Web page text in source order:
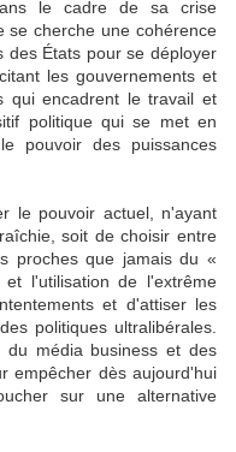
le cadre de sa crise
se cherche une cohérence
des États pour se déployer
les gouvernements et
qui encadrent le travail et
politique qui se met en
pouvoir des puissances
le pouvoir actuel, n'ayant
soit de choisir entre
proches que jamais du «
l'utilisation de l'extrême
et d'attiser les
politiques ultralibérales.
média business et des
empêcher dès aujourd'hui
sur une alternative